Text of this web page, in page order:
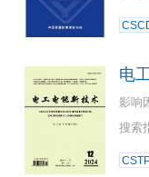
电
影响
搜索